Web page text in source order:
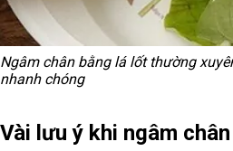
Ngâm chân bằng lá lốt thường
nhanh chóng
Vài lưu ý khi ngâm chân